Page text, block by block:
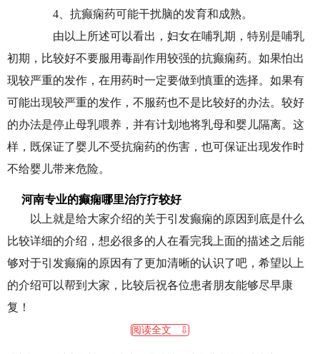
4、抗癫痫药可能干扰脑的发育和成熟。
由以上所述可以看出，妇女在哺乳期，特别是哺乳
初期，比较好不要服用毒副作用较强的抗癫痫药。如果怕出
现较严重的发作，在用药时一定要做到慎重的选择。如果有
可能出现较严重的发作，不服药也不是比较好的办法。较好
的办法是停止母乳喂养，并有计划地将乳母和婴儿隔离。这
样，既保证了婴儿不受抗痫药的伤害，也可保证出现发作时
不给婴儿带来危险。
河南专业的癫痫哪里治疗疗较好
以上就是给大家介绍的关于引发癫痫的原因到底是什么
比较详细的介绍，想必很多的人在看完我上面的描述之后能
够对于引发癫痫的原因有了更加清晰的认识了吧，希望以上
的介绍可以帮到大家，比较后祝各位患者朋友能够尽早康
复！
阅读全文 ⇩